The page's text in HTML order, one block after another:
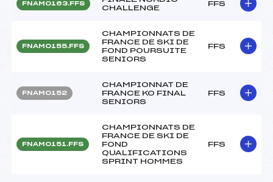
FNAM0163.FFS
CHALLENGE
FFS
FNAM0155.FFS
CHAMPIONNATS DE
FRANCE DE SKI DE
FOND POURSUITE
SENIORS
FFS
FNAM0152
CHAMPIONNAT DE
FRANCE KO FINAL
SENIORS
FFS
FNAM0151.FFS
CHAMPIONNATS DE
FRANCE DE SKI DE
FOND
QUALIFICATIONS
SPRINT HOMMES
FFS